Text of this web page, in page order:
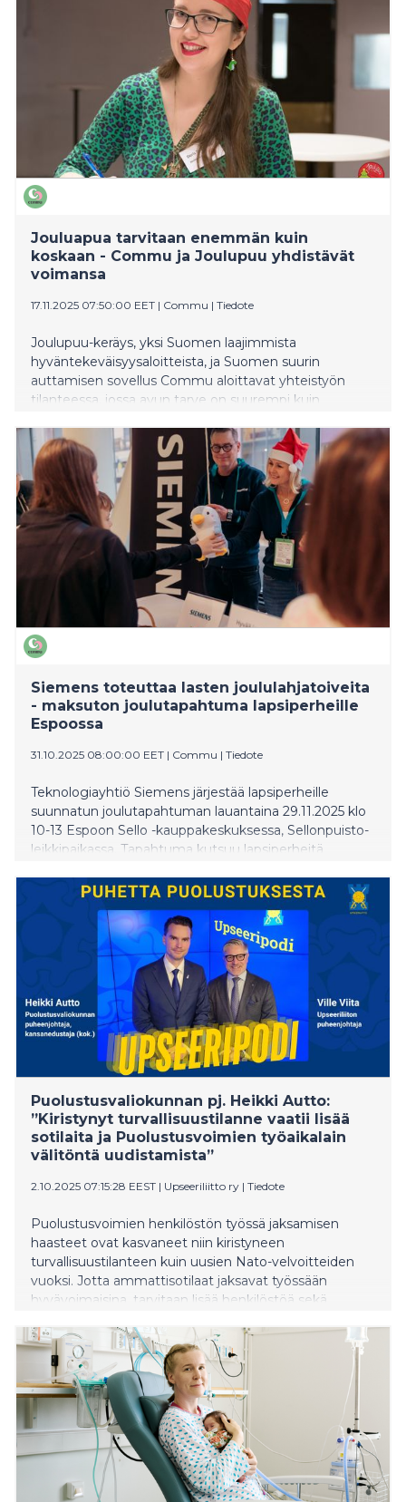
Jouluapua tarvitaan enemmän kuin
koskaan - Commu ja Joulupuu yhdistävät
voimansa
17.11.2025 07:50:00 EET | Commu | Tiedote
Joulupuu-keräys, yksi Suomen laajimmista
hyväntekeväisyysaloitteista, ja Suomen suurin
auttamisen sovellus Commu aloittavat yhteistyön
tilanteessa, jossa avun tarve on suurempi kuin
yli 10 000 lasta ja nuorta. Ilman laajaa yhteisön
panosta monen jouluaatto on vaarassa jäädä tyhjäksi.
Siemens toteuttaa lasten joululahjatoiveita
- maksuton joulutapahtuma lapsiperheille
Espoossa
31.10.2025 08:00:00 EET | Commu | Tiedote
Teknologiayhtiö Siemens järjestää lapsiperheille
suunnatun joulutapahtuman lauantaina 29.11.2025 klo
10-13 Espoon Sello -kauppakeskuksessa, Sellonpuisto-
leikkipaikassa. Tapahtuma kutsuu lapsiperheitä
nauttimaan sydämellisestä yhdessäolosta.
Puolustusvaliokunnan pj. Heikki Autto:
”Kiristynyt turvallisuustilanne vaatii lisää
sotilaita ja Puolustusvoimien työaikalain
välitöntä uudistamista”
2.10.2025 07:15:28 EEST | Upseeriliitto ry | Tiedote
Puolustusvoimien henkilöstön työssä jaksamisen
haasteet ovat kasvaneet niin kiristyneen
turvallisuustilanteen kuin uusien Nato-velvoitteiden
vuoksi. Jotta ammattisotilaat jaksavat työssään
hyvävoimaisina, tarvitaan lisää henkilöstöä sekä
puolustusvaliokunta vaatiikin ripeitä toimia sekä
henkilöstöjärjestöjen osallistamista palvelussuhteen
ehtojen kehitystyöhön.